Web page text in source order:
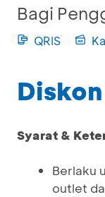
Bagi
QRIS
Syarat &
Berlaku
outlet